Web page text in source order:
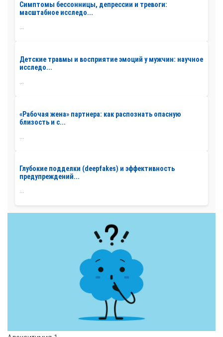
Симптомы бессонницы, депрессии и тревоги:
масштабное исследо...
...
Детские травмы и восприятие эмоций у мужчин: научное
исследо...
...
«Рабочая жена» партнера: как распознать опасную
близость и с...
Глубокие подделки (deepfakes) и эффективность
предупреждений...
...